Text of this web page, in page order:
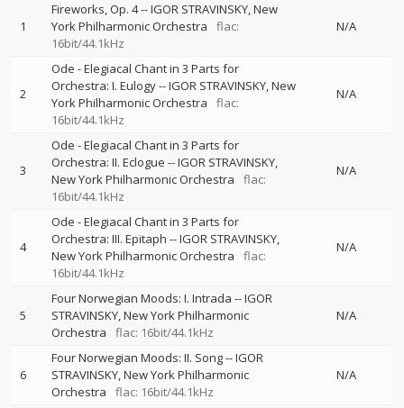
1
Fireworks, Op. 4--IGOR STRAVINSKY New
York Philharmonic Orchestra
flac:
16bit/44.1kHz
N/A
2
Ode - Elegiacal Chant in 3 Parts for
Orchestra: I. Eulogy--IGOR STRAVINSKY New
York Philharmonic Orchestra
flac:
16bit/44.1kHz
N/A
3
Ode - Elegiacal Chant in 3 Parts for
Orchestra: II. Eclogue --IGOR STRAVINSKY
New York Philharmonic Orchestra
flac:
16bit/44.1kHz
N/A
4
Ode - Elegiacal Chant in 3 Parts for
Orchestra: III. Epitaph --IGOR STRAVINSKY
New York Philharmonic Orchestra
flac:
16bit/44.1kHz
N/A
5
Four Norwegian Moods: I. Intrada --IGOR
STRAVINSKY New York Philharmonic
Orchestra
flac: 16bit/44.1kHz
N/A
6
Four Norwegian Moods: II. Song--IGOR
STRAVINSKY New York Philharmonic
Orchestra
flac: 16bit/44.1kHz
N/A